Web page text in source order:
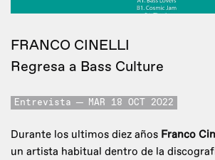
FRANCO CINELLI
Regresa a Bass Culture
Entrevista MAR 18 OCT 2022
Durante los ultimos diez años Franco
un artista habitual dentro de la